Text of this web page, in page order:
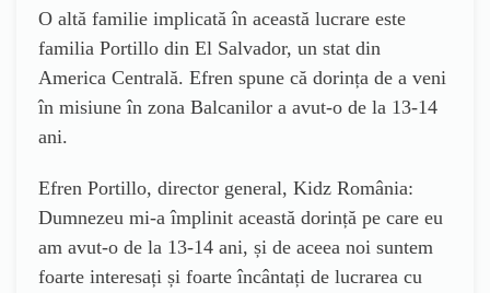
O altă familie implicată în această lucrare este
familia Portillo din El Salvador, un stat din
America Centrală. Efren spune că dorința de a veni
în misiune în zona Balcanilor a avut-o de la 13-14
ani.
Efren Portillo, director general, Kidz România:
Dumnezeu mi-a împlinit această dorință pe care eu
am avut-o de la 13-14 ani, și de aceea noi suntem
foarte interesați și foarte încântați de lucrarea cu